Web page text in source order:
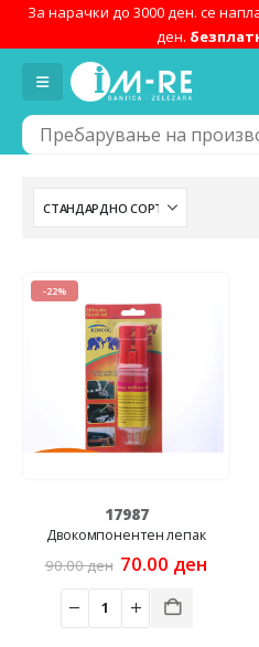
За нарачки до 3000 ден. се
ден.
-22%
17987
Двокомпонентен лепак
90.00ден Original
was:
90.00 ден.
70.00 ден